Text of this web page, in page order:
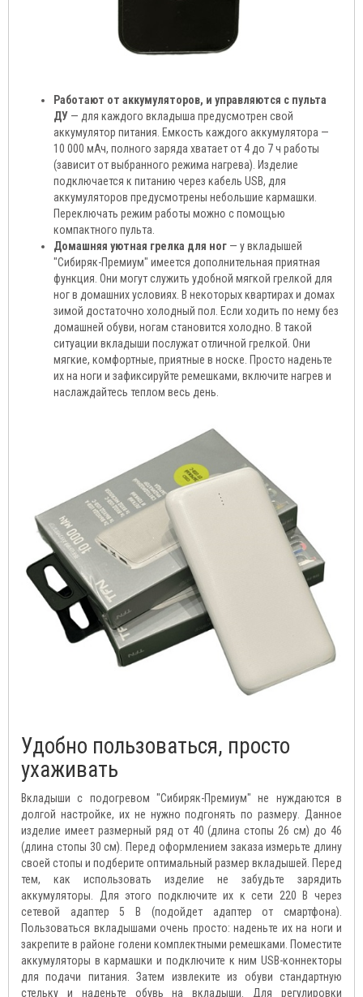
Работают от аккумуляторов, и управляются с пульта
ДУ — для каждого вкладыша предусмотрен свой
аккумулятор питания. Емкость каждого аккумулятора —
10 000 мАч, полного заряда хватает от 4 до 7 ч работы
(зависит от выбранного режима нагрева). Изделие
подключается к питанию через кабель USB, для
аккумуляторов предусмотрены небольшие кармашки.
Переключать режим работы можно с помощью
компактного пульта.
Домашняя уютная грелка для ног — у вкладышей
"Сибиряк-Премиум" имеется дополнительная приятная
функция. Они могут служить удобной мягкой грелкой для
ног в домашних условиях. В некоторых квартирах и домах
зимой достаточно холодный пол. Если ходить по нему без
домашней обуви, ногам становится холодно. В такой
ситуации вкладыши послужат отличной грелкой. Они
мягкие, комфортные, приятные в носке. Просто наденьте
их на ноги и зафиксируйте ремешками, включите нагрев и
наслаждайтесь теплом весь день.
Удобно пользоваться, просто
ухаживать
Вкладыши с подогревом "Сибиряк-Премиум" не нуждаются в
долгой настройке, их не нужно подгонять по размеру. Данное
изделие имеет размерный ряд от 40 (длина стопы 26 см) до 46
(длина стопы 30 см). Перед оформлением заказа измерьте длину
своей стопы и подберите оптимальный размер вкладышей. Перед
тем, как использовать изделие не забудьте зарядить
аккумуляторы. Для этого подключите их к сети 220 В через
сетевой адаптер 5 В (подойдет адаптер от смартфона).
Пользоваться вкладышами очень просто: наденьте их на ноги и
закрепите в районе голени комплектными ремешками. Поместите
аккумуляторы в кармашки и подключите к ним USB-коннекторы
для подачи питания. Затем извлеките из обуви стандартную
стельку и наденьте обувь на вкладыши. Для регулировки